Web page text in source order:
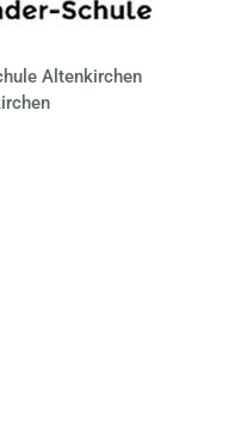
Altenkirchen